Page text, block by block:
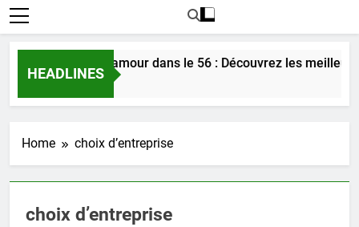
HEADLINES
Rencontrer l’amour dans le 56 : Découvrez les
2 Jours Ago
Home choix d’entreprise
choix d’entreprise